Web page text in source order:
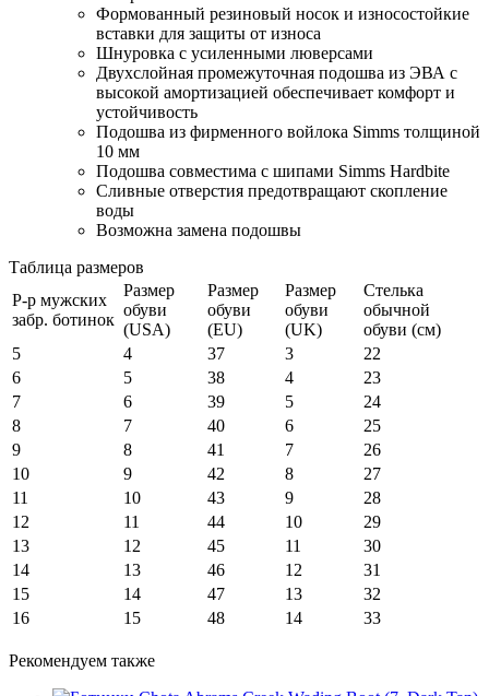
Формованный резиновый носок и износостойкие
вставки для защиты от износа
Шнуровка с усиленными люверсами
Двухслойная промежуточная подошва из ЭВА с
высокой амортизацией обеспечивает комфорт и
устойчивость
Подошва из фирменного войлока Simms толщиной
10 мм
Подошва совместима с шипами Simms Hardbite
Сливные отверстия предотвращают скопление
воды
Возможна замена подошвы
Таблица размеров
Р-р мужских
забр. ботинок
Размер
обуви
(USA)
Размер
обуви
(EU)
Размер
обуви
(UK)
Стелька
обычной
обуви (см)
5
4 37 3
22
6
5 38 4
23
7
6 39 5
24
8
7 40 6
25
9
8 41 7
26
10
9 42 8
27
11
10 43 9
28
12
11 44 10
29
13
12 45 11
30
14
13 46 12
31
15
14 47 13
32
16
15 48 14 33
Рекомендуем также